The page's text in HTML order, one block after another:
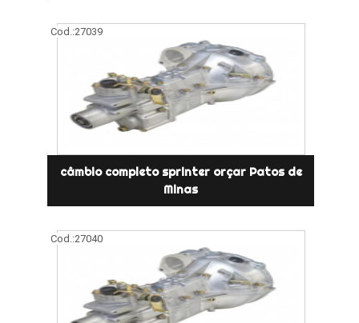
Cod.:27039
câmbio completo sprinter orçar Patos de
Minas
Cod.:27040